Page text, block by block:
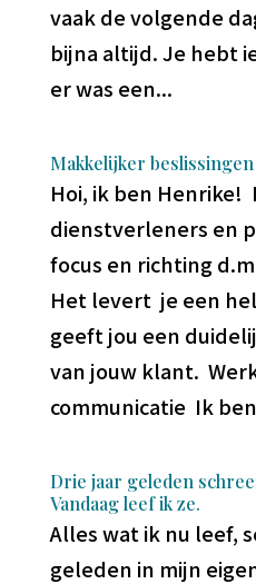
vaak de volgende
bijna altijd. Je hebt
er was een...
Makkelijker
Hoi, ik ben
dienstverleners en
focus en richting
Het levert je een
geeft jou een
van jouw klant.
communicatie Ik
Drie jaar geleden
Vandaag leef ik ze.
Alles wat ik nu leef,
geleden in mijn